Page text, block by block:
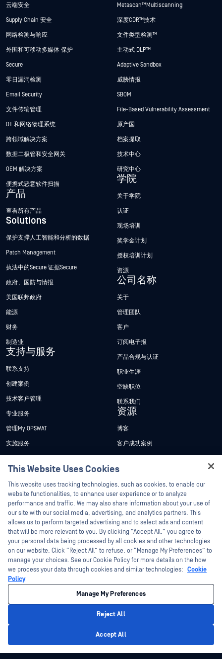
云端安全
Supply Chain 安全
网络检测与响应
外围和可移动多媒体 保护
Secure
零日漏洞检测
Email Security
文件传输管理
OT 和网络物理系统
跨领域解决方案
数据二极管和安全网关
OEM 解决方案
便携式恶意软件扫描
产品
查看所有产品
Solutions
保护支撑人工智能和分析的数据
Patch Management
执法中的Secure 证据Secure
政府、国防与情报
美国联邦政府
能源
财务
制造业
支持与服务
联系支持
创建案例
技术客户管理
专业服务
管理My OPSWAT
实施服务
技术文档
培训
漏洞计划
合作伙伴
认证
技术合作伙伴
渠道合作伙伴计划
Metascan™ Multiscanning
深度CDR™技术
文件类型检测™
主动式 DLP™
Adaptive Sandbox
威胁情报
SBOM
File-Based Vulnerability Assessment
原产国
档案提取
技术中心
研究中心
学院
关于学院
认证
现场培训
奖学金计划
授权培训计划
资源
公司名称
关于
管理团队
客户
订阅电子报
产品合规与认证
职业生涯
空缺职位
联系我们
资源
博客
客户成功案例
新闻报道
活动
网络研讨会
产品型录
白皮书
免费工具
©2026OPSWAT . 保留所有权利。OPSWAT、MetaDefender、Metascan、
MetaAccess、OPSWAT 、"不信任文件，不信任设备"、"OPSWAT "、"保护全球关
键基础设施"、"Deep CDR™技术"、"InQuest"、"InQuest标
识"、"DFI"、"RetroHunt"、"深度文件检测"及"加入追踪"OPSWAT 的商标。第三方
管理 Cookie 偏好
This Website Uses Cookies
This website uses tracking technologies, such as cookies, to enable our
website functionalities, to enhance user experience or to analyze
performance and traffic. We may also share information about your use of
our site with our social media, advertising, and analytics partners. This
allows us to perform targeted advertising and to select ads and content
that will be more relevant to you. By clicking “Accept All,” you agree to
your personal data being processed by all cookies and other technologies
on our website. Click “Reject All” to refuse, or “Manage My Preferences” to
manage your choices. See our Cookie Policy for more details on the how
we process your data through cookies and similar technologies: Cookie
Policy
Manage My Preferences
Reject All
Accept All
Hey there!
I'm Ozzy, your OPSWAT virtual assistant.
How can I help you secure what's critical
today?